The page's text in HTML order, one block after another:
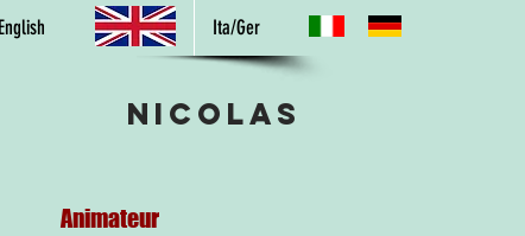
Ita/Ger
NICOLAS
Animateur